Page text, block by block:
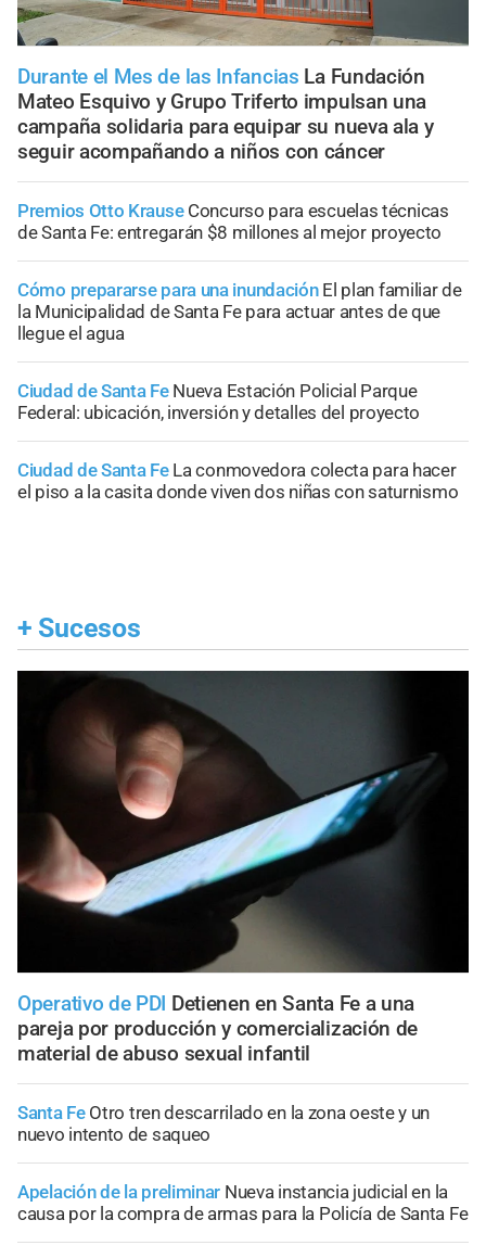
Durante el Mes de las Infancias La Fundación
Mateo Esquivo y Grupo Triferto impulsan una
campaña solidaria para equipar su nueva ala y
seguir acompañando a niños con cáncer
Premios Otto Krause Concurso para escuelas técnicas
de Santa Fe: entregarán $8 millones al mejor proyecto
Cómo prepararse para una inundación El plan familiar de
la Municipalidad de Santa Fe para actuar antes de que
llegue el agua
Ciudad de Santa Fe Nueva Estación Policial Parque
Federal: ubicación, inversión y detalles del proyecto
Ciudad de Santa Fe La conmovedora colecta para hacer
el piso a la casita donde viven dos niñas con saturnismo
+ Sucesos
Operativo de PDI Detienen en Santa Fe a una
pareja por producción y comercialización de
material de abuso sexual infantil
Santa Fe Otro tren descarrilado en la zona oeste y un
nuevo intento de saqueo
Apelación de la preliminar Nueva instancia judicial en la
causa por la compra de armas para la Policía de Santa Fe